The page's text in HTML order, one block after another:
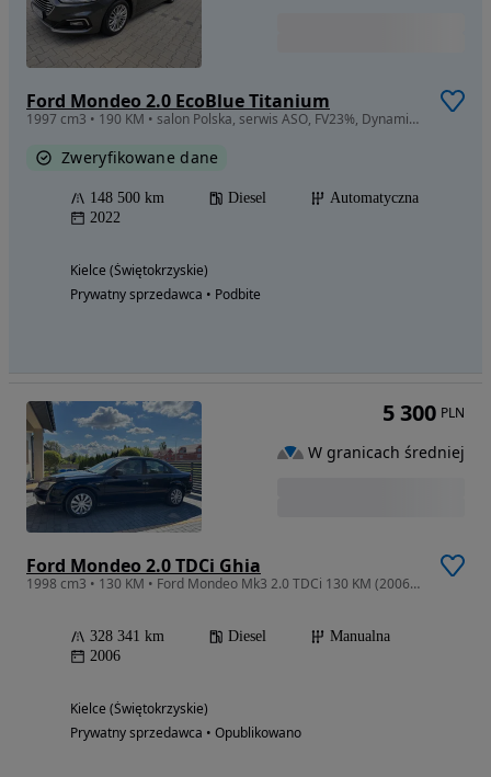
Ford Mondeo 2.0 EcoBlue Titanium
1997 cm3 • 190 KM • salon Polska, serwis ASO, FV23%, DynamicLED, aktywny tempomat, BLISS
Zweryfikowane dane
148 500 km Diesel
Automatyczna
2022
Kielce (Świętokrzyskie)
Prywatny sprzedawca • Podbite
Ford Mondeo 2.0 TDCi Ghia
1998 cm3 • 130 KM • Ford Mondeo Mk3 2.0 TDCi 130 KM (2006) – Prywatnie, 6 biegów
328 341 km Diesel
Manualna
2006
Kielce (Świętokrzyskie)
Prywatny sprzedawca • Opublikowano
5 300 PLN
W granicach średniej